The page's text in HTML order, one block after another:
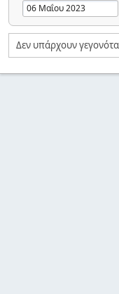
Δεν υπάρχουν